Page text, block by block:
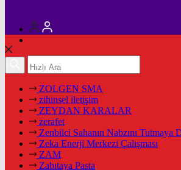
ZOLGEN SMA
zihinsel iletişim
ZEYDAN KARALAR
zerafet
Zenbilci Sahanın Nabzını Tutmaya
Zeka Enerji Merkezi Çalışması
ZAM
Zabıtaya Pasta